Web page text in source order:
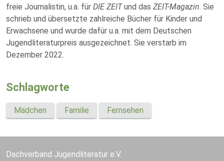
freie Journalistin, u.a. für DIE ZEITund das ZEIT-Magazin. Sie
schrieb und übersetzte zahlreiche Bücher für Kinder und
Erwachsene und wurde dafür u.a. mit dem Deutschen
Jugendliteraturpreis ausgezeichnet. Sie verstarb im
Dezember 2022.
Schlagworte
Mädchen Familie Fernsehen
Dachverband Jugendliteratur e.V.